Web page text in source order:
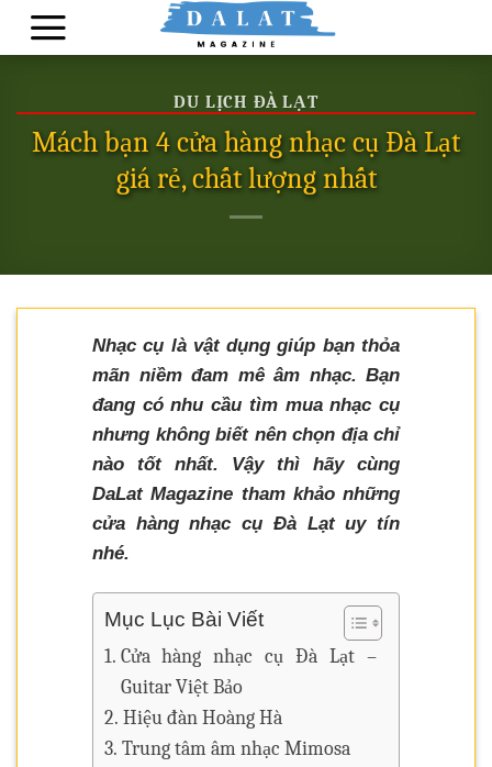
Skip
DU LỊCH ĐÀ LẠT
Mách bạn 4 cửa hàng nhạc cụ Đà Lạt
giá rẻ, chất lượng nhất
Nhạc cụ là vật dụng giúp bạn thỏa
mãn niềm đam mê âm nhạc. Bạn
đang có nhu cầu tìm mua nhạc cụ
nhưng không biết nên chọn địa chỉ
nào tốt nhất. Vậy thì hãy cùng
DaLat Magazine tham khảo những
cửa hàng nhạc cụ Đà Lạt uy tín
nhé.
Mục Lục Bài Viết
Cửa hàng nhạc cụ Đà Lạt –
Guitar Việt Bảo
Hiệu đàn Hoàng Hà
Trung tâm âm nhạc Mimosa